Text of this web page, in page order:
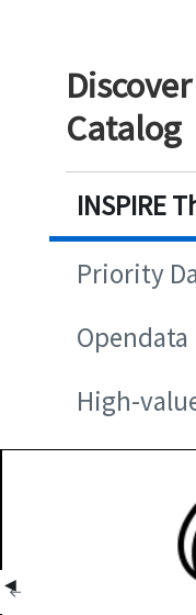
Catalog
INSPIRE
Priority
Opendata
High-
◀